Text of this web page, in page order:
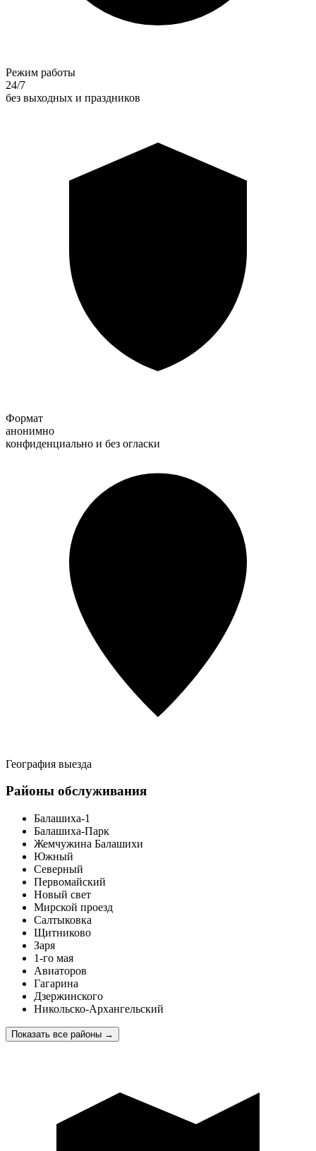
Режим работы
24/7
без выходных и праздников
Формат
анонимно
конфиденциально и без огласки
География выезда
Районы обслуживания
Балашиха-1
Балашиха-Парк
Жемчужина Балашихи
Южный
Северный
Первомайский
Новый свет
Мирской проезд
Салтыковка
Щитниково
Заря
1-го мая
Авиаторов
Гагарина
Дзержинского
Никольско-Архангельский
Показать все районы →